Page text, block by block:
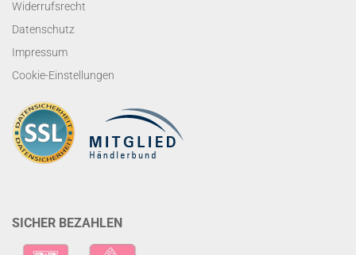
Widerrufsrecht
Datenschutz
Impressum
Cookie-Einstellungen
SICHER BEZAHLEN